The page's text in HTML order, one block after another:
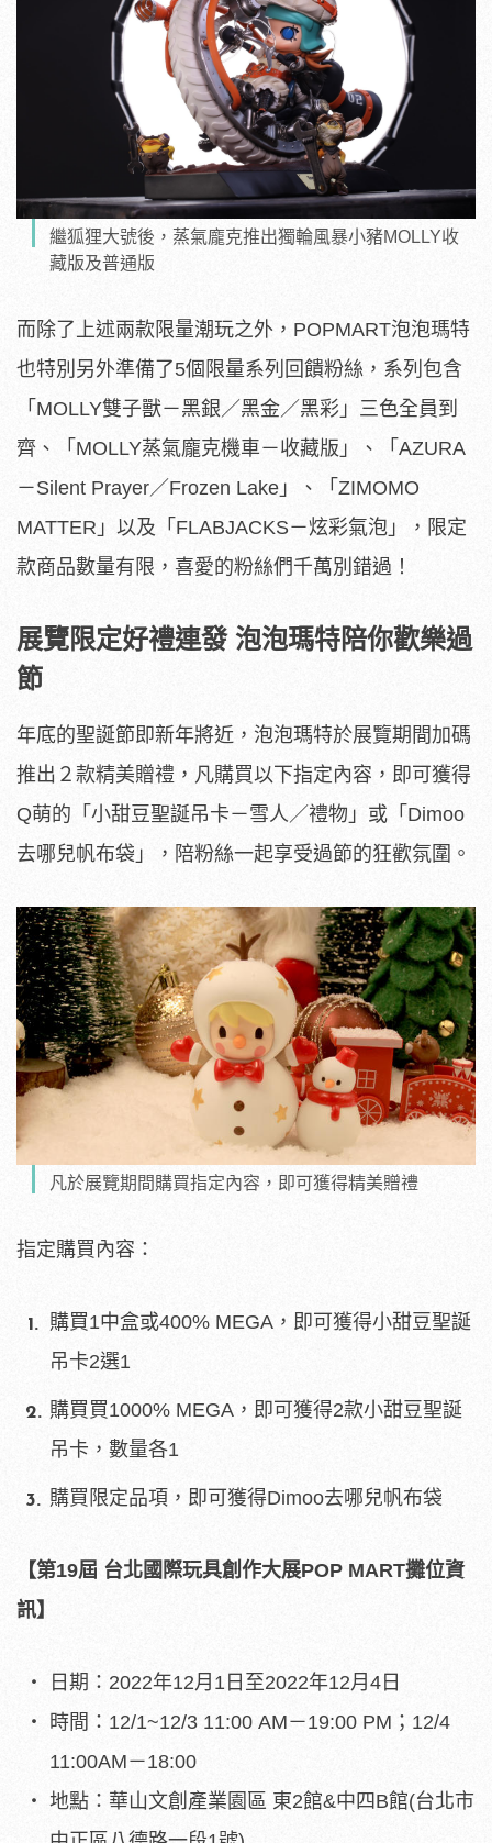
繼狐狸大號後，蒸氣龐克推出獨輪風暴小豬MOLLY收
藏版及普通版
而除了上述兩款限量潮玩之外，POPMART泡泡瑪特
也特別另外準備了5個限量系列回饋粉絲，系列包含
「MOLLY雙子獸－黑銀／黑金／黑彩」三色全員到
齊、「MOLLY蒸氣龐克機車－收藏版」、「AZURA
－Silent Prayer／Frozen Lake」、「ZIMOMO
MATTER」以及「FLABJACKS－炫彩氣泡」，限定
款商品數量有限，喜愛的粉絲們千萬別錯過！
展覽限定好禮連發 泡泡瑪特陪你歡樂過
節
年底的聖誕節即新年將近，泡泡瑪特於展覽期間加碼
推出２款精美贈禮，凡購買以下指定內容，即可獲得
Q萌的「小甜豆聖誕吊卡－雪人／禮物」或「Dimoo
去哪兒帆布袋」，陪粉絲一起享受過節的狂歡氛圍。
凡於展覽期間購買指定內容，即可獲得精美贈禮
指定購買內容：
購買1中盒或400% MEGA，即可獲得小甜豆聖誕
吊卡2選1
購買買1000% MEGA，即可獲得2款小甜豆聖誕
吊卡，數量各1
購買限定品項，即可獲得Dimoo去哪兒帆布袋
【第19屆 台北國際玩具創作大展POP MART攤位資
訊】
日期：2022年12月1日至2022年12月4日
時間：12/1~12/3 11:00 AM－19:00 PM；12/4
11:00AM－18:00
地點：華山文創產業園區 東2館&中四B館(台北市